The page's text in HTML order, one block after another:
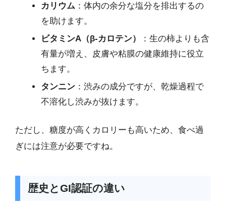
カリウム ：体内の余分な塩分を排出するの
を助けます。
ビタミンA（β-カロテン）
：生の柿よりも含
有量が増え、皮膚や粘膜の健康維持に役立
ちます。
タンニン ：渋みの成分ですが、乾燥過程で
不溶化し渋みが抜けます。
ただし、糖度が高くカロリーも高いため、食べ過
ぎには注意が必要ですね。
歴史とGI認証の違い